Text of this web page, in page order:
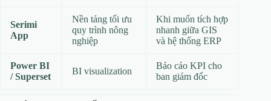
Serimi
App
Nền tảng tối ưu
quy trình nông
nghiệp
Khi muốn tích hợp
nhanh giữa GIS
và hệ thống ERP
Power BI
/ Superset
BI visualization
Báo cáo KPI cho
ban giám đốc